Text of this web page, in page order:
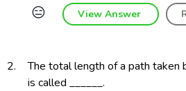
😑 View Answer
2.
The total length of a path taken
is called ______.